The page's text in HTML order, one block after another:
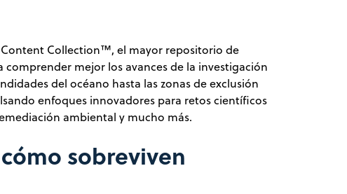
Content Collection™, el mayor repositorio de
mejor los avances de la investigación
del océano hasta las zonas de exclusión
enfoques innovadores para retos científicos
ambiental y mucho más.
sobreviven